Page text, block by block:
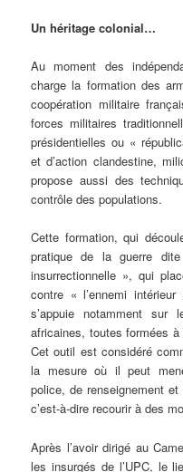
Un héritage colonial…
Au moment des
charge la formation des
coopération militaire
forces militaires
présidentielles ou «
et d’action clandestine,
propose aussi des
contrôle des populations.
Cette formation, qui
pratique de la guerre
insurrectionnelle », qui
contre « l’ennemi
s’appuie notamment sur
africaines, toutes formées à
Cet outil est considéré
la mesure où il peut
police, de renseignement
c’est-à-dire recourir à des
Après l’avoir dirigé au
les insurgés de l’UPC, le